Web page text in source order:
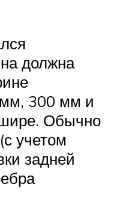
должна
300 мм и
Обычно
учетом
задней